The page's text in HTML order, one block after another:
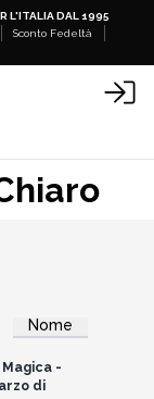
L'ITALIA DAL 1995
Sconto Fedeltà
Nome
vedere
-
di